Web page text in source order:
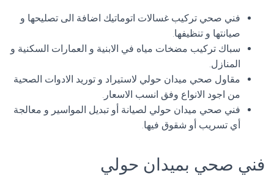
فني صحي تركيب غسالات اتوماتيك اضافة الى تصليحها و
صيانتها و تنظيفها.
سباك تركيب مضخات مياه في الابنية و العمارات السكنية و
المنازل.
مقاول صحي ميدان حولي لاستيراد و توريد الادوات الصحية
من اجود الانواع وفق انسب الاسعار.
فني صحي ميدان حولي لصيانة أو تبديل المواسير و معالجة
أي تسريب أو شقوق فيها.
فني صحي بميدان حولي